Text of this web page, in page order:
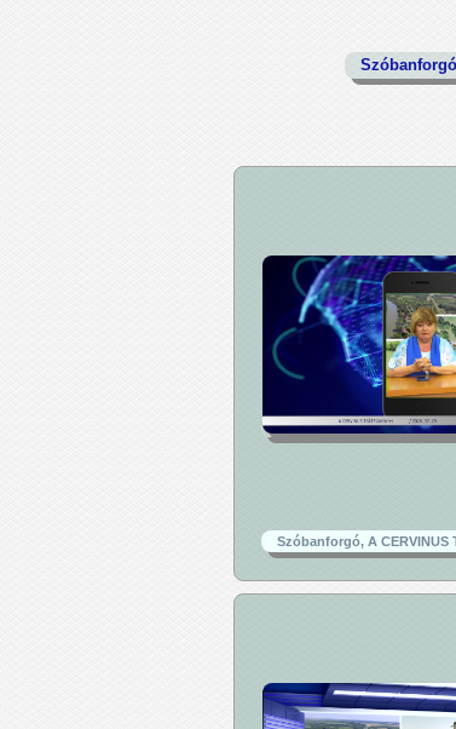
Szóbanforgó
Szóbanforgó, A CERVINUS